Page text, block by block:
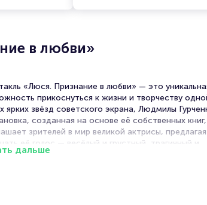
в любви»
«Люся. Признание в любви» — это
прикоснуться к жизни и творчеству
ярких звёзд советского экрана, Людмилы
созданная на основе её собственных книг,
зрителей в мир великой актрисы,
её голос — весёлый и грустный, трагичный и
дальше